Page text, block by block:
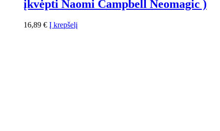
įkvėpti Naomi Campbell Neomagic )
16,89 € Į krepšelį